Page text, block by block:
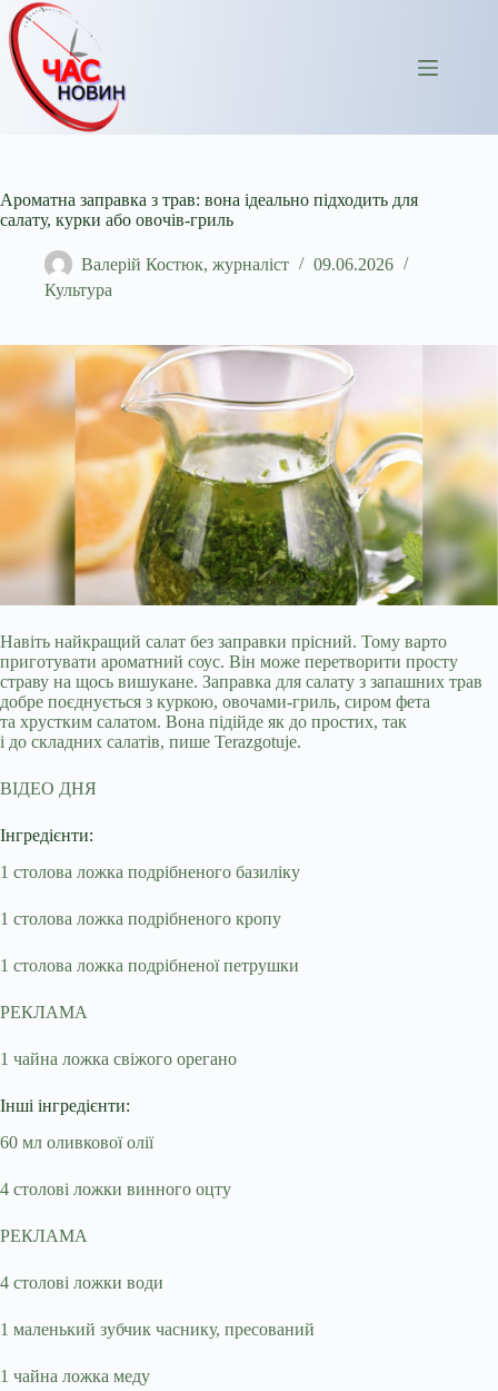
Перейти
до
вмісту
Ароматна заправка з трав: вона ідеально підходить для
салату, курки або овочів-гриль
Валерій Костюк, журналіст
09.06.2026
Культура
Навіть найкращий салат без заправки прісний. Тому варто
приготувати ароматний соус. Він може перетворити просту
страву на щось вишукане. Заправка для салату з запашних трав
добре поєднується з куркою, овочами-гриль, сиром фета
та хрустким салатом. Вона підійде як до простих, так
і до складних салатів, пише Terazgotuje.
ВІДЕО ДНЯ
Інгредієнти:
1 столова ложка подрібненого базиліку
1 столова ложка подрібненого кропу
1 столова ложка подрібненої петрушки
РЕКЛАМА
1 чайна ложка свіжого орегано
Інші інгредієнти:
60 мл оливкової олії
4 столові ложки винного оцту
РЕКЛАМА
4 столові ложки води
1 маленький зубчик часнику, пресований
1 чайна ложка меду